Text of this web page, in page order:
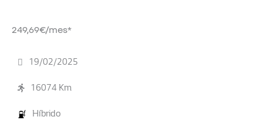
249,69€/mes*
19/02/2025
16074 Km
Híbrido